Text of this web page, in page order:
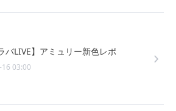
バLIVE】アミュリー新色レポ
03:00